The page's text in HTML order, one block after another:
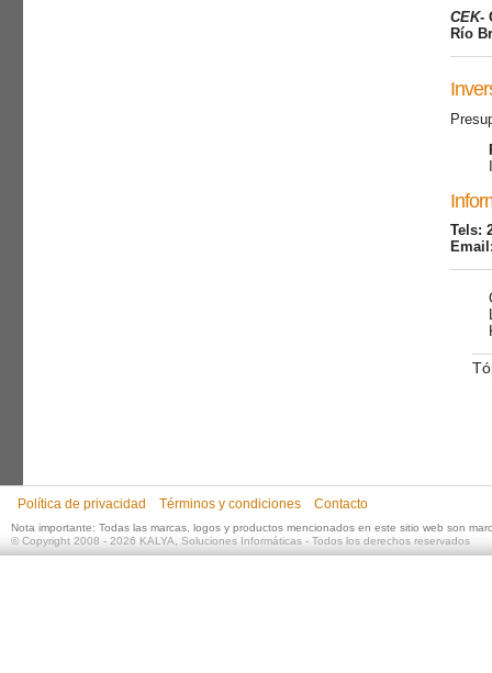
CEK-
Río
Tels:
Política de privacidad Términos y condiciones Contacto
Nota importante: Todas las marcas, logos y productos mencionados en este sitio web son
©Copyright 2008 - 2026 KALYA, Soluciones Informáticas- Todos los derechos reservados